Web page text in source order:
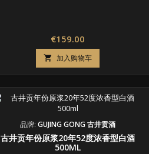
价
格
€159.00
 加入购物车
品牌:GUJING GONG 古井贡酒
古井贡年份原浆20年52度浓香型白酒
500ML